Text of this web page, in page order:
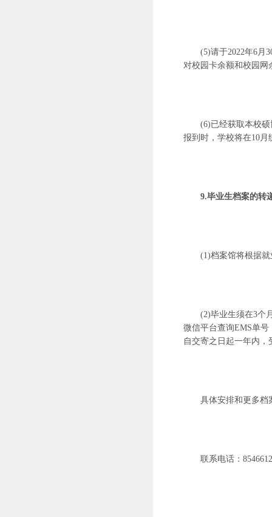
(5)请于2022年6月
对校园卡余额和校园网
(6)已经获取本校
报到时，学校将在10
9.毕业生档案的
(1)档案馆将根据
(2)毕业生须在3个
微信平台查询EMS单
自交寄之日起一年内
具体安排和更多档
联系电话：